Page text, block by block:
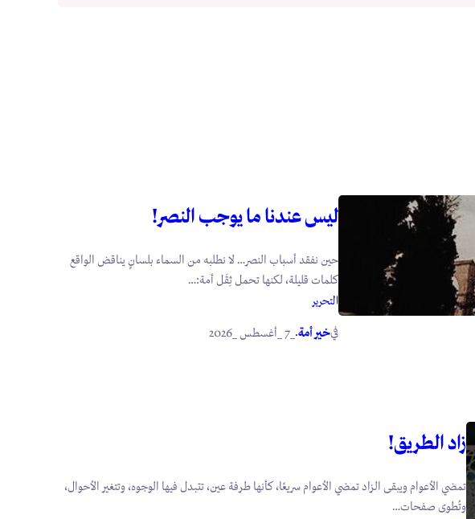
ليس عندنا ما يوجب النصر!
حين نفقد أسباب النصر… لا نطلبه من السماء بلسانٍ يناقض الواقع
كلمات قليلة، لكنها تحمل ثِقَل أمة:…
التحرير
فيخير أمة. _7 _أغسطس _2026
زاد الطريق!
تمضي الأعوام ويبقى الزاد تمضي الأعوام سريعًا، كأنها طرفة عين، تتبدل فيها الوجوه، وتتغير الأحوال،
وتُطوى صفحات…